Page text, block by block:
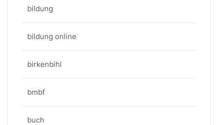
bildung
bildung online
birkenbihl
bmbf
buch